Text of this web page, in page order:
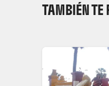
TAMBIÉN TE